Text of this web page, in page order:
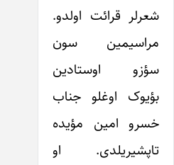
شعرلر قرائت اولدو.
مراسیمین سون
سؤزو اوستادین
بؤیوک اوغلو جناب
خسرو امین مؤیده
تاپشیریلدی. او